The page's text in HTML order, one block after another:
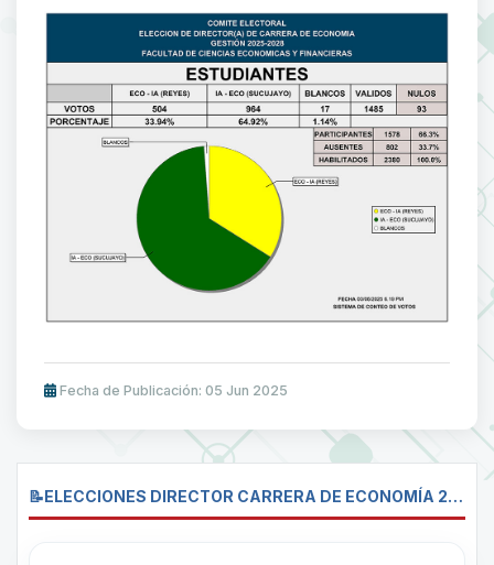
Fecha de Publicación: 05 Jun 2025
📝ELECCIONES DIRECTOR CARRERA DE ECONOMÍA 2025-2028